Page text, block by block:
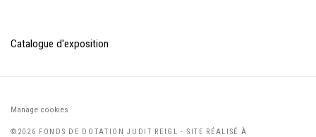
Catalogue d'exposition
Manage cookies
©2026 FONDS DE DOTATION JUDIT REIGL - SITE RÉALISÉ À